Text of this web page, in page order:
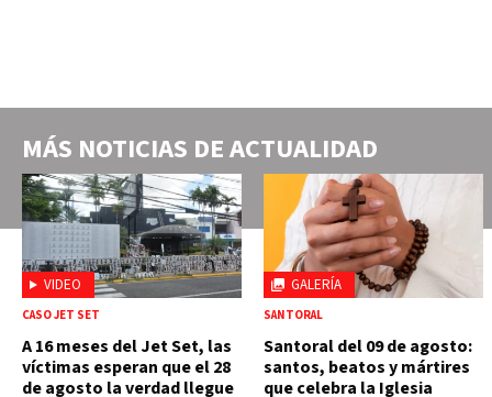
MÁS NOTICIAS DEACTUALIDAD
VIDEO
CASO JET SET
A 16 meses del Jet Set, las
víctimas esperan que el 28
de agosto la verdad llegue
GALERÍA
SANTORAL
Santoral del 09 de agosto:
santos, beatos y mártires
que celebra la Iglesia